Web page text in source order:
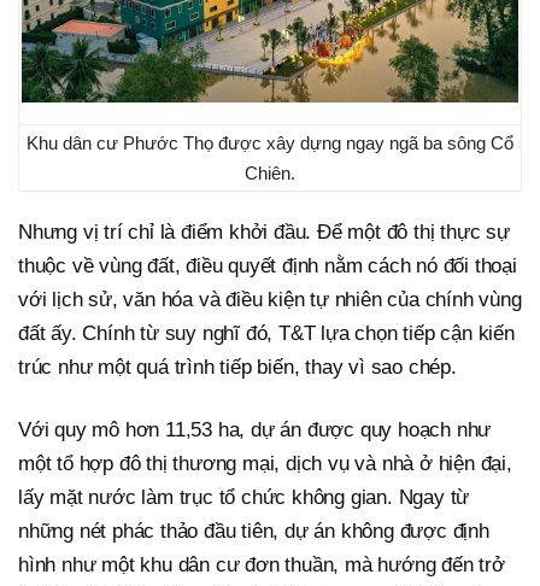
Khu dân cư Phước Thọ được xây dựng ngay ngã ba sông Cổ
Chiên.
Nhưng vị trí chỉ là điểm khởi đầu. Để một đô thị thực sự
thuộc về vùng đất, điều quyết định nằm cách nó đối thoại
với lịch sử, văn hóa và điều kiện tự nhiên của chính vùng
đất ấy. Chính từ suy nghĩ đó, T&T lựa chọn tiếp cận kiến
trúc như một quá trình tiếp biến, thay vì sao chép.
Với quy mô hơn 11,53 ha, dự án được quy hoạch như
một tổ hợp đô thị thương mại, dịch vụ và nhà ở hiện đại,
lấy mặt nước làm trục tổ chức không gian. Ngay từ
những nét phác thảo đầu tiên, dự án không được định
hình như một khu dân cư đơn thuần, mà hướng đến trở